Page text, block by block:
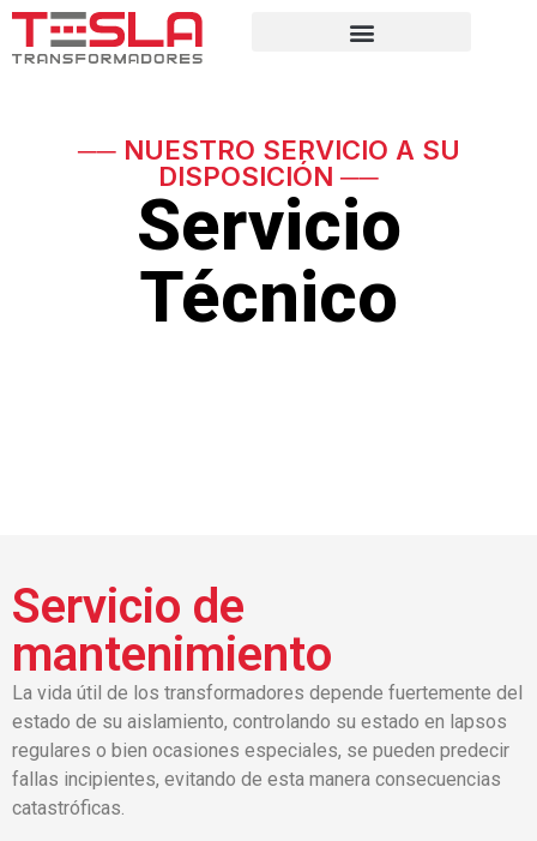
── NUESTRO SERVICIO A SU
DISPOSICIÓN ──
Servicio
Técnico
Servicio de
mantenimiento
La vida útil de los transformadores depende fuertemente del
estado de su aislamiento, controlando su estado en lapsos
regulares o bien ocasiones especiales, se pueden predecir
fallas incipientes, evitando de esta manera consecuencias
catastróficas.